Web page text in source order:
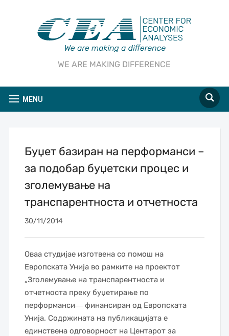
WE ARE MAKING DIFFERENCE
MENU
Буџет базиран на перформанси –
за подобар буџетски процес и
зголемување на
транспарентноста и отчетноста
30/11/2014
Оваа студијае изготвена со помош на
Европската Унија во рамките на проектот
„Зголемување на транспарентноста и
отчетноста преку буџетирање по
перформанси― финансиран од Европската
Унија. Содржината на публикацијата е
единствена одговорност на Центарот за